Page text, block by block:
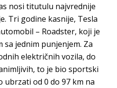
nosi titutulu najvrednije
Tri godine kasnije, Tesla
– Roadster, koji je
sa jednim punjenjem. Za
električnih vozila, do
to je bio sportski
od 0 do 97 km na